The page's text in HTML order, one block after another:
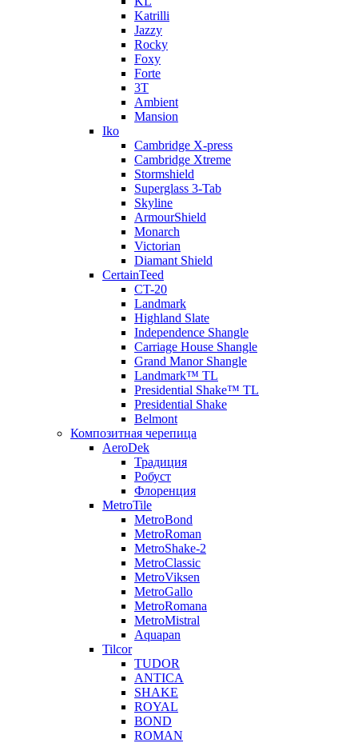
Katrilli
Jazzy
Rocky
Foxy
Forte
3T
Ambient
Mansion
Iko
Cambridge X-press
Cambridge Xtreme
Stormshield
Superglass 3-Tab
Skyline
ArmourShield
Monarch
Victorian
Diamant Shield
CertainTeed
CT-20
Landmark
Highland Slate
Independence Shangle
Carriage House Shangle
Grand Manor Shangle
Landmark™ TL
Presidential Shake™ TL
Presidential Shake
Belmont
Композитная черепица
AeroDek
Традиция
Робуст
Флоренция
MetroTile
MetroBond
MetroRoman
MetroShake-2
MetroClassic
MetroViksen
MetroGallo
MetroRomana
MetroMistral
Aquapan
Tilcor
TUDOR
ANTICA
SHAKE
ROYAL
BOND
ROMAN